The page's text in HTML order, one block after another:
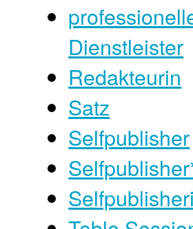
Dienstleister
Redakteurin
Satz
Selfpublisher